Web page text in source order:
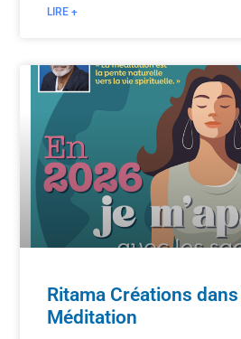
LIRE +
Ritama Créations
Méditation